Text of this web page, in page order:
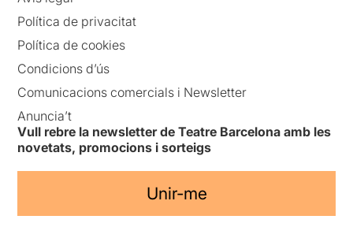
Política de privacitat
Política de cookies
Condicions d’ús
Comunicacions comercials i Newsletter
Anuncia’t
Vull rebre la newsletter de Teatre Barcelona amb les
novetats, promocions i sorteigs
Unir-me